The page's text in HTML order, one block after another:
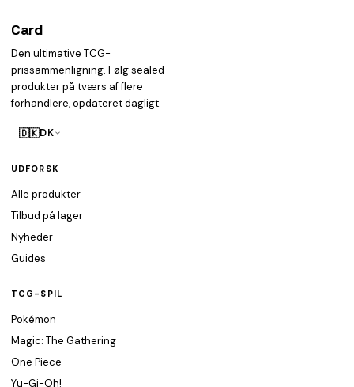
Card
Den ultimative TCG-
prissammenligning. Følg sealed
produkter på tværs af flere
forhandlere, opdateret dagligt.
🇩🇰DK
UDFORSK
Alle produkter
Tilbud på lager
Nyheder
Guides
TCG-SPIL
Pokémon
Magic: The Gathering
One Piece
Yu-Gi-Oh!